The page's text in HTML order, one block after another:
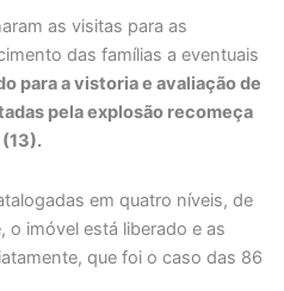
as visitas para as
das famílias a eventuais
para a vistoria e avaliação de
pela explosão recomeça
em quatro níveis, de
imóvel está liberado e as
que foi o caso das 86